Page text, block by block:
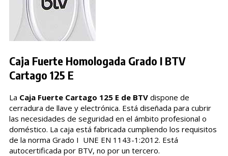
Caja Fuerte Homologada Grado I BTV
Cartago 125 E
La Caja Fuerte Cartago 125 E de BTVdispone de
cerradura de llave y electrónica. Está diseñada para cubrir
las necesidades de seguridad en el ámbito profesional o
doméstico. La caja está fabricada cumpliendo los requisitos
de la norma Grado I UNE EN 1143-1:2012. Está
autocertificada por BTV, no por un tercero.